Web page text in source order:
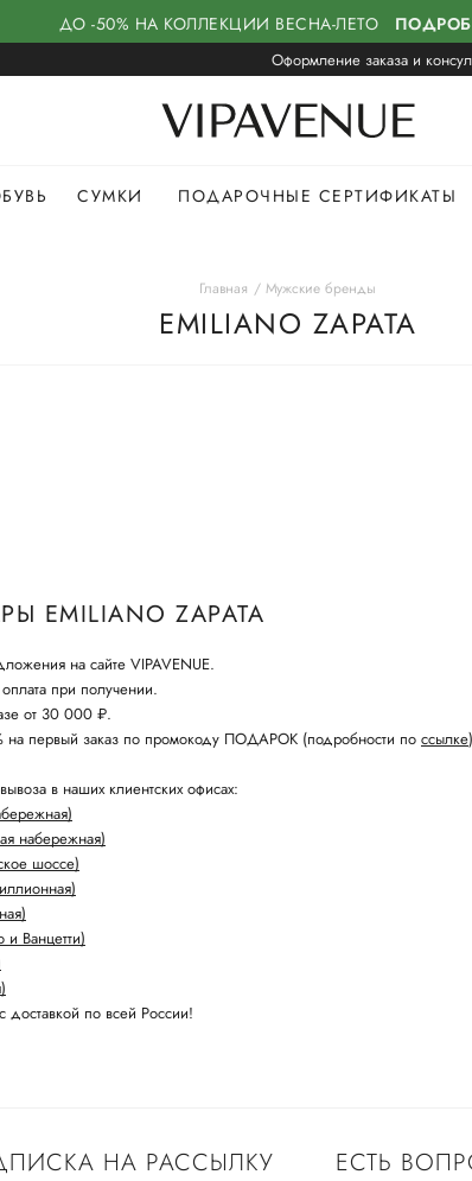
ДО -50% НА КОЛЛЕКЦИИ ВЕСНА-ЛЕТО
Оформление заказа и
СУМКИ ПОДАРОЧНЫЕ СЕРТИФИКАТЫ
Главная Мужские бренды
EMILIANO ZAPATA
EMILIANO ZAPATA
на сайте VIPAVENUE.
при получении.
от 30 000 ₽.
на первый заказ по промокоду ПОДАРОК (подробности по ссылке
в наших клиентских офисах:
набережная)
шоссе)
и Ванцетти)
по всей России!
НА РАССЫЛКУ ЕСТЬ